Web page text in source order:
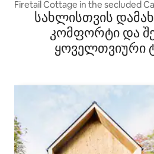
Firetail Cottage in the secluded
სახლისთვის
კომფორტი და
ყოველთვიური